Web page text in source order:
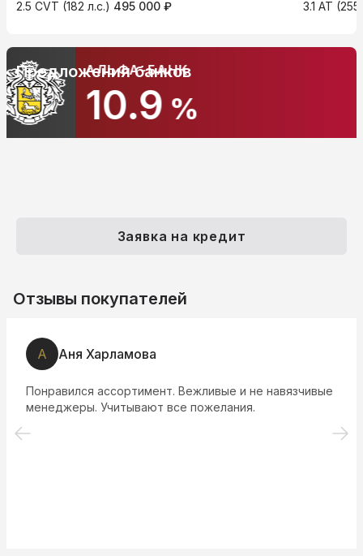
2.5 CVT (182 л.с.) 495 000 ₽ 3.1 AT
АЛЬФА-БАНК
10.9 %
Предложения банков
Заявка на кредит
Отзывы покупателей
А Аня Харламова
Понравился ассортимент. Вежливые и не навязчивые
менеджеры. Учитывают все пожелания.